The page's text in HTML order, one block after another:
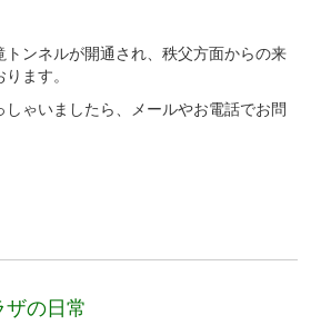
ンネルが開通され、秩父方面からの来
ます。
しゃいましたら、メールやお電話でお問
の日常